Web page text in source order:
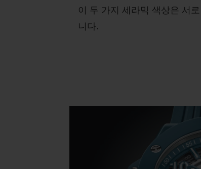
이 두 가지 세라믹 색상은 서
니다.